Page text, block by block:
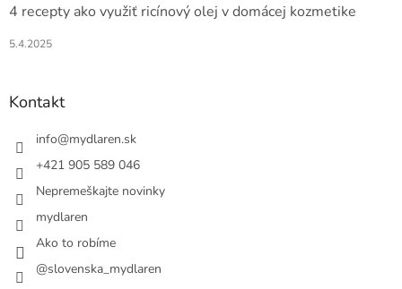
4 recepty ako využiť ricínový olej v domácej kozmetike
5.4.2025
Kontakt
info@mydlaren.sk
+421 905 589 046
Nepremeškajte novinky
mydlaren
Ako to robíme
@slovenska_mydlaren